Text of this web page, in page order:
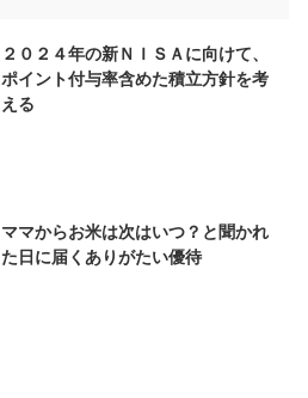
２０２４年の新ＮＩＳＡに向けて、
ポイント付与率含めた積立方針を考
える
ママからお米は次はいつ？と聞かれ
た日に届くありがたい優待